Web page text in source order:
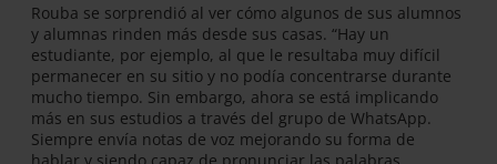
Rouba se sorprendió al ver cómo algunos de sus alumnos
y alumnas rinden más desde sus casas. “Hay un
estudiante, por ejemplo, al que le resultaba muy difícil
permanecer en su sitio y no podía concentrarse durante
mucho tiempo. Sin embargo, ahora se está implicando
más en sus estudios a través del grupo de WhatsApp.
Siempre envía notas de voz mejorando su forma de